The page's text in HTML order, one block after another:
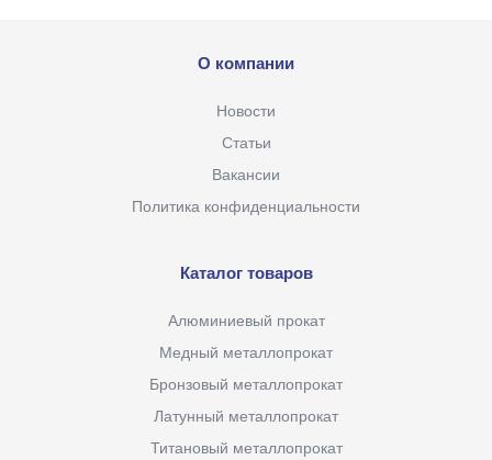
О компании
Новости
Статьи
Вакансии
Политика конфиденциальности
Каталог товаров
Алюминиевый прокат
Медный металлопрокат
Бронзовый металлопрокат
Латунный металлопрокат
Титановый металлопрокат